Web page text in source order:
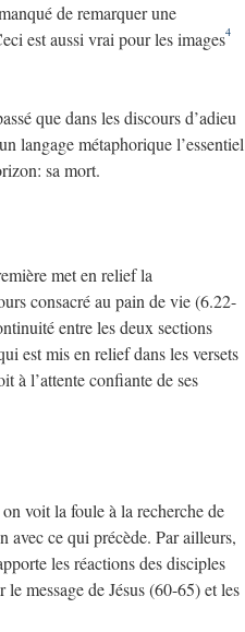
de remarquer une
est aussi vrai pour les images4
que dans les discours d’adieu
langage métaphorique l’essentiel
sa mort.
met en relief la
consacré au pain de vie (6.22-
entre les deux sections
est mis en relief dans les versets
à l’attente confiante de ses
voit la foule à la recherche de
avec ce qui précède. Par ailleurs,
les réactions des disciples
message de Jésus (60-65) et les